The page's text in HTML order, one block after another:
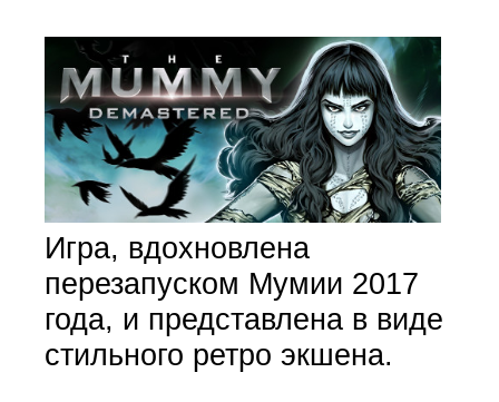
Игра, вдохновлена
перезапуском Мумии 2017
года, и представлена в виде
стильного ретро экшена.